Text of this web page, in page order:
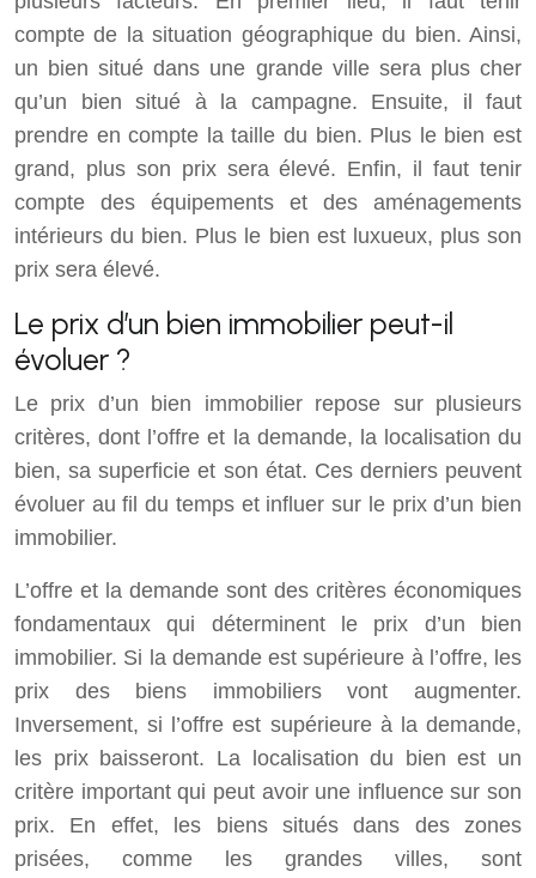
compte de la situation géographique du bien. Ainsi,
un bien situé dans une grande ville sera plus cher
qu’un bien situé à la campagne. Ensuite, il faut
prendre en compte la taille du bien. Plus le bien est
grand, plus son prix sera élevé. Enfin, il faut tenir
compte des équipements et des aménagements
intérieurs du bien. Plus le bien est luxueux, plus son
prix sera élevé.
Le prix d’un bien immobilier peut-il
évoluer ?
Le prix d’un bien immobilier repose sur plusieurs
critères, dont l’offre et la demande, la localisation du
bien, sa superficie et son état. Ces derniers peuvent
évoluer au fil du temps et influer sur le prix d’un bien
immobilier.
L’offre et la demande sont des critères économiques
fondamentaux qui déterminent le prix d’un bien
immobilier. Si la demande est supérieure à l’offre, les
prix des biens immobiliers vont augmenter.
Inversement, si l’offre est supérieure à la demande,
les prix baisseront. La localisation du bien est un
critère important qui peut avoir une influence sur son
prix. En effet, les biens situés dans des zones
prisées, comme les grandes villes, sont